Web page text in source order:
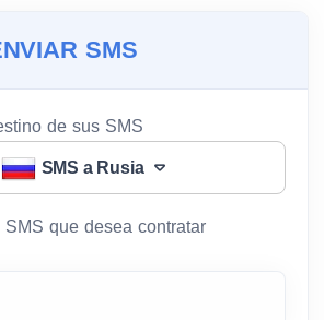
SMS
de sus SMS
SMS a Rusia
SMS que desea contratar